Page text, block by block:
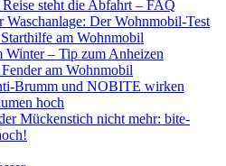
steht die Abfahrt – FAQ
Waschanlage: Der Wohnmobil-Test
am Wohnmobil
– Tip zum Anheizen
am Wohnmobil
Brumm und NOBITE wirken
hoch
Mückenstich nicht mehr: bite-